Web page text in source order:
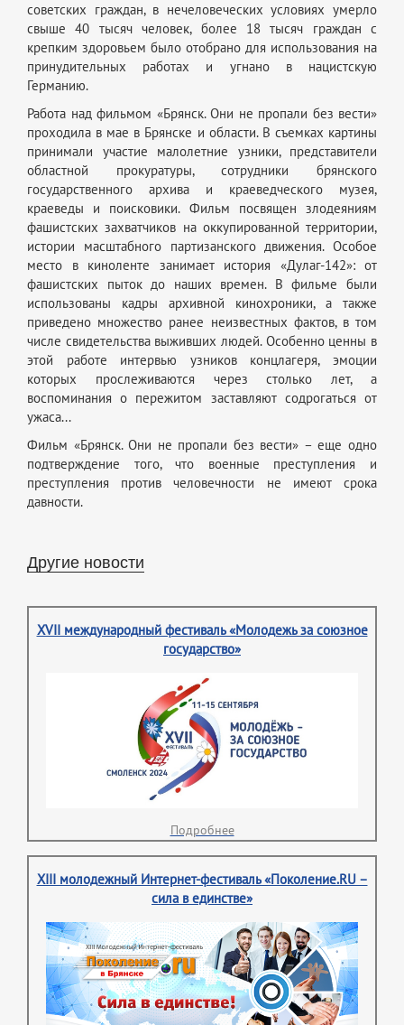
советских граждан, в нечеловеческих условиях умерло
свыше 40 тысяч человек, более 18 тысяч граждан с
крепким здоровьем было отобрано для использования на
принудительных работах и угнано в нацистскую
Германию.
Работа над фильмом «Брянск. Они не пропали без вести»
проходила в мае в Брянске и области. В съемках картины
принимали участие малолетние узники, представители
областной прокуратуры, сотрудники брянского
государственного архива и краеведческого музея,
краеведы и поисковики. Фильм посвящен злодеяниям
фашистских захватчиков на оккупированной территории,
истории масштабного партизанского движения. Особое
место в киноленте занимает история «Дулаг-142»: от
фашистских пыток до наших времен. В фильме были
использованы кадры архивной кинохроники, а также
приведено множество ранее неизвестных фактов, в том
числе свидетельства выживших людей. Особенно ценны в
этой работе интервью узников концлагеря, эмоции
которых прослеживаются через столько лет, а
воспоминания о пережитом заставляют содрогаться от
ужаса...
Фильм «Брянск. Они не пропали без вести» – еще одно
подтверждение того, что военные преступления и
преступления против человечности не имеют срока
давности.
Другие новости
XVII международный фестиваль «Молодежь за союзное
государство»
Подробнее
XIII молодежный Интернет-фестиваль «Поколение.RU –
сила в единстве»